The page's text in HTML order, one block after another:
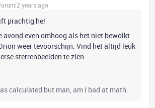
years ago
prachtig he!
avond even omhoog als het niet bewolkt
weer tevoorschijn. Vind het altijd leuk
sterrenbeelden te zien.
calculated but man, am I bad at math.